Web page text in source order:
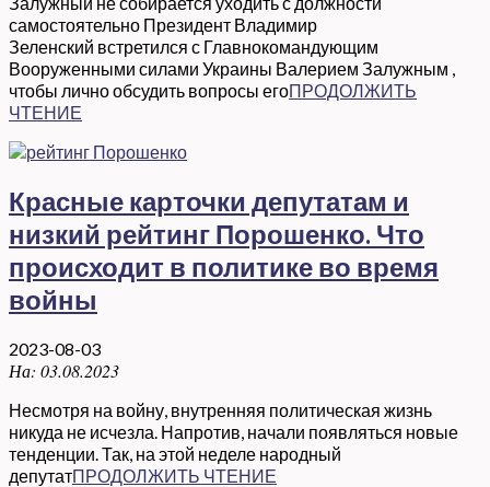
самостоятельно Президент Владимир
Зеленский встретился с Главнокомандующим
Вооруженными силами Украины Валерием Залужным ,
чтобы лично обсудить вопросы егоПРОДОЛЖИТЬ
ЧТЕНИЕ
Красные карточки депутатам и
низкий рейтинг Порошенко. Что
происходит в политике во время
войны
2023-08-03
На: 03.08.2023
Несмотря на войну, внутренняя политическая жизнь
никуда не исчезла. Напротив, начали появляться новые
тенденции. Так, на этой неделе народный
депутатПРОДОЛЖИТЬ ЧТЕНИЕ